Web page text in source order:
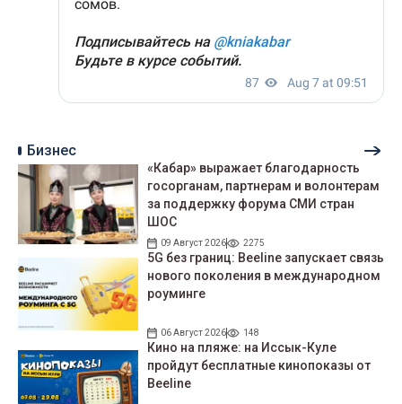
Бизнес
«Кабар» выражает благодарность
госорганам, партнерам и волонтерам
за поддержку форума СМИ стран
ШОС
09 Август 2026 2275
5G без границ: Beeline запускает связь
нового поколения в международном
роуминге
06 Август 2026 148
Кино на пляже: на Иссык-Куле
пройдут беcплатные кинопоказы от
Beeline